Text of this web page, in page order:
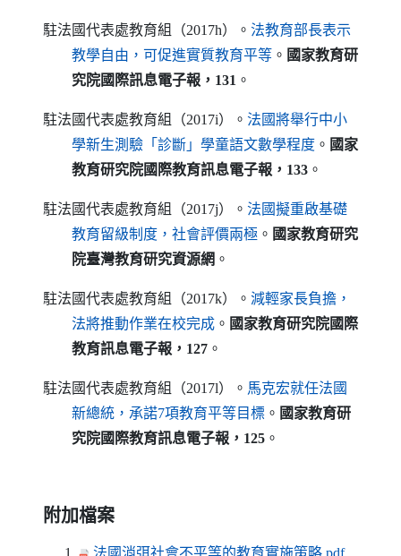
駐法國代表處教育組（2017h）。 法教育部長表示
教學自由，可促進實質教育平等（另開新視窗）
。 國家教育研
究院國際訊息電子報，131 。
駐法國代表處教育組（2017i）。 法國將舉行中小
學新生測驗「診斷」學童語文數學程度（另開新視窗）
。 國家
教育研究院國際教育訊息電子報，133 。
駐法國代表處教育組（2017j）。 法國擬重啟基礎
教育留級制度，社會評價兩極（另開新視窗）
。 國家教育研究
院臺灣教育研究資源網 。
駐法國代表處教育組（2017k）。 減輕家長負擔，
法將推動作業在校完成（另開新視窗）
。 國家教育研究院國際
教育訊息電子報，127 。
駐法國代表處教育組（2017l）。 馬克宏就任法國
新總統，承諾7項教育平等目標（另開新視窗）
。 國家教育研
究院國際教育訊息電子報，125 。
附加檔案
法國消弭社會不平等的教育實施策略.pdf（另開